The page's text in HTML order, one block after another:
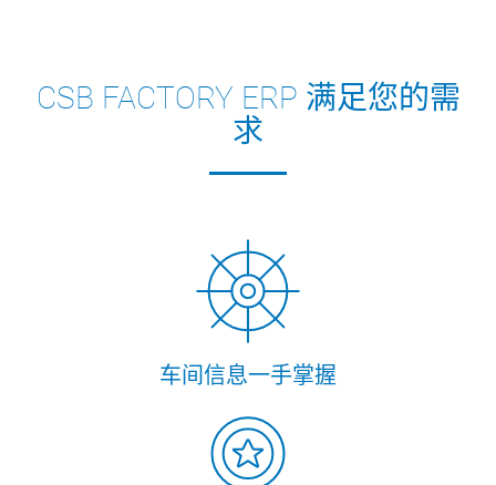
CSB FACTORY ERP 满足您的需
求
车间信息一手掌握